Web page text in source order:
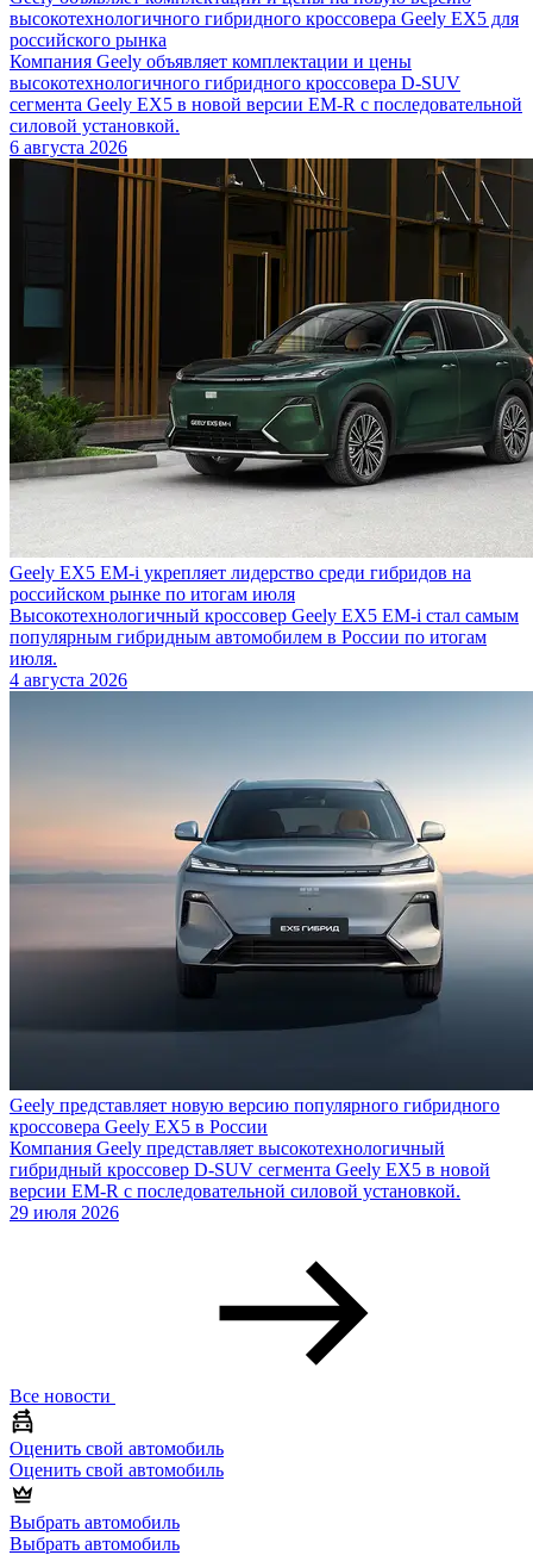
высокотехнологичного гибридного кроссовера Geely EX5 для
российского рынка
Компания Geely объявляет комплектации и цены
высокотехнологичного гибридного кроссовера D-SUV
сегмента Geely EX5 в новой версии EM-R с последовательной
силовой установкой.
6 августа 2026
Geely EX5 EM-i укрепляет лидерство среди гибридов на
российском рынке по итогам июля
Высокотехнологичный кроссовер Geely EX5 EM-i стал самым
популярным гибридным автомобилем в России по итогам
июля.
4 августа 2026
Geely представляет новую версию популярного гибридного
кроссовера Geely EX5 в России
Компания Geely представляет высокотехнологичный
гибридный кроссовер D-SUV сегмента Geely EX5 в новой
версии EM-R с последовательной силовой установкой.
29 июля 2026
Все новости
Оценить свой автомобиль
Оценить свой автомобиль
Выбрать автомобиль
Выбрать автомобиль